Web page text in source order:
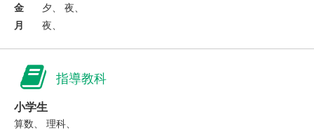
金
夕、 夜、
月
夜、
指導教科
小学生
算数、 理科、